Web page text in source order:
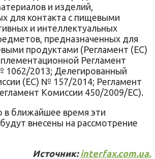
и изделий,
для контакта с пищевыми
и интеллектуальных
предназначенных для
продуктами (Регламент (ЕС)
Регламент
1062/2013; Делегированный
(ЕС) № 157/2014; Регламент
Комиссии 450/2009/ЕС).
в ближайшее время эти
внесены на рассмотрение
Источник: interfax.com.ua.